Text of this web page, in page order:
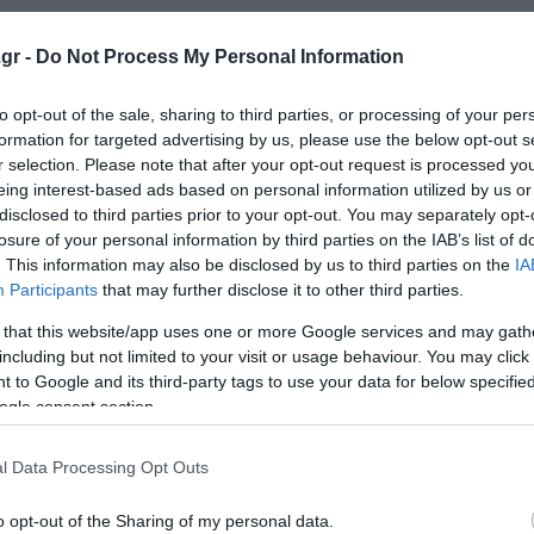
- Do Not Process My Personal Information
opt-out of the sale, sharing to third parties, or processing of your
for targeted advertising by us, please use the below opt-out
selection. Please note that after your opt-out request is processed
interest-based ads based on personal information utilized by us
to third parties prior to your opt-out. You may separately
of your personal information by third parties on the IAB’s list of
This information may also be disclosed by us to third parties on the
Participants that may further disclose it to other third parties.
that this website/app uses one or more Google services and may
but not limited to your visit or usage behaviour. You may
to Google and its third-party tags to use your data for below
consent section.
Data Processing Opt Outs
opt-out of the Sharing of my personal data.
τις μελιτζάνες, το κρεμμύδι και τις πιπεριές σε
συνεχώς με ξύλινη κουτάλα μέχρι να
το μαϊντανό και το δυόσμο, ψιλοκομμένα,
φρυγανιά. Παράλληλα, κόβετε τις ντομάτες σε κυβάκια
λίγο αλάτι, ένα ποτήρι νερό και εάν θέλετε μία πρέζα
τα κανελόνια με το μπριάμ χρησιμοποιώντας ένα
ακριβώς και τα περιχύνετε με τη σάλτσα που πρέπει